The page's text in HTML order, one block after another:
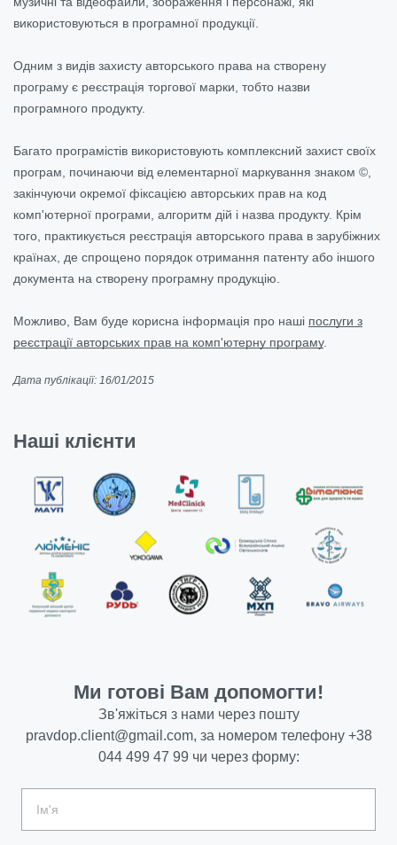
використовуються в програмної продукції.
Одним з видів захисту авторського права на створену
програму є реєстрація торгової марки, тобто назви
програмного продукту.
Багато програмістів використовують комплексний захист своїх
програм, починаючи від елементарної маркування знаком ©,
закінчуючи окремої фіксацією авторських прав на код
комп'ютерної програми, алгоритм дій і назва продукту. Крім
того, практикується реєстрація авторського права в зарубіжних
країнах, де спрощено порядок отримання патенту або іншого
документа на створену програмну продукцію.
Можливо, Вам буде корисна інформація про наші послуги з
реєстрації авторських прав на комп'ютерну програму.
Дата публікації: 16/01/2015
Наші клієнти
Ми готові Вам допомогти!
Зв'яжіться з нами через пошту
pravdop.client@gmail.com, за номером телефону +38
044 499 47 99 чи через форму: